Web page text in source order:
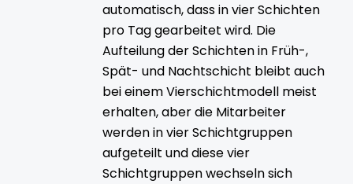
automatisch, dass in vier Schichten
pro Tag gearbeitet wird. Die
Aufteilung der Schichten in Früh-,
Spät- und Nachtschicht bleibt auch
bei einem Vierschichtmodell meist
erhalten, aber die Mitarbeiter
werden in vier Schichtgruppen
aufgeteilt und diese vier
Schichtgruppen wechseln sich